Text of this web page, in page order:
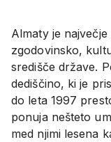
Almaty je
zgodovinsko,
središče države.
dediščino, ki je
do leta 1997
ponuja nešteto
med njimi lesena